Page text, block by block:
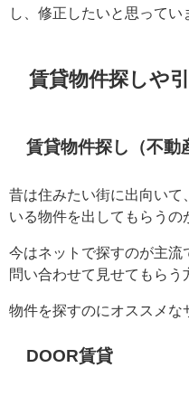
し、修正したいと思ってい
賃貸物件探しや
賃貸物件探し（不動
昔は住みたい街に出向いて
いる物件を出してもらうの
今はネットで探すのが主流
問い合わせて見せてもらう
物件を探すのにオススメな
DOOR賃貸